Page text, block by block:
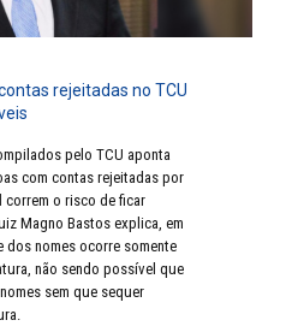
rejeitadas no TCU
pelo TCU aponta
com contas rejeitadas por
correm o risco de ficar
Magno Bastos explica, em
dos nomes ocorre somente
não sendo possível que
sem que sequer